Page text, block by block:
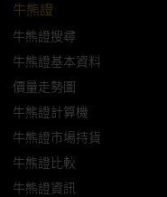
與結構性產品有關的風險
來表現。產品的第二市場可能有
性產品的詳情及自行評估箇中
損失全部投資；而(ii)R類牛熊證
網站連結
牛熊證
牛熊證搜尋
牛熊證基本資料
價量走勢圖
牛熊證計算機
牛熊證市場持貨
牛熊證比較
牛熊證資訊